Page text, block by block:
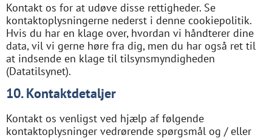
Kontakt os for at udøve disse rettigheder. Se
kontaktoplysningerne nederst i denne cookiepolitik.
Hvis du har en klage over, hvordan vi håndterer dine
data, vil vi gerne høre fra dig, men du har også ret til
at indsende en klage til tilsynsmyndigheden
(Datatilsynet).
10. Kontaktdetaljer
Kontakt os venligst ved hjælp af følgende
kontaktoplysninger vedrørende spørgsmål og / eller